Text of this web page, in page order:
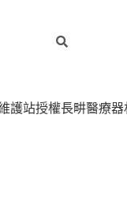
站授權長畊醫療器